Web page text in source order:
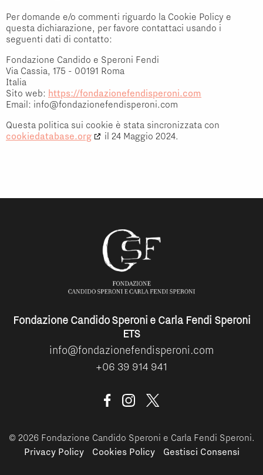
Per domande e/o commenti riguardo la Cookie Policy e
questa dichiarazione, per favore contattaci usando i
seguenti dati di contatto:
Fondazione Candido e Speroni Fendi
Via Cassia, 175 - 00191 Roma
Italia
Sito web: https://fondazionefendisperoni.com
Email: info@fondazionefendisperoni.com
Questa politica sui cookie è stata sincronizzata con
cookiedatabase.org
il 24 Maggio 2024.
Fondazione Candido Speroni e Carla Fendi Speroni
ETS
info@fondazionefendisperoni.com
+06 39 914 941
© 2026 Fondazione Candido Speroni e Carla Fendi Speroni.
Privacy Policy
Cookies Policy Gestisci Consensi